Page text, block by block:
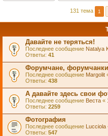
131 тема 1
Давайте не теряться!
Последнее сообщение Natalya
Ответы: 41
Форумчане,
Последнее сообщение Margolit
Ответы: 438
А давайте здесь свои
Последнее сообщение Веста «
Ответы: 2259
Фотография
Последнее сообщение Lucciola
Ответы: 547